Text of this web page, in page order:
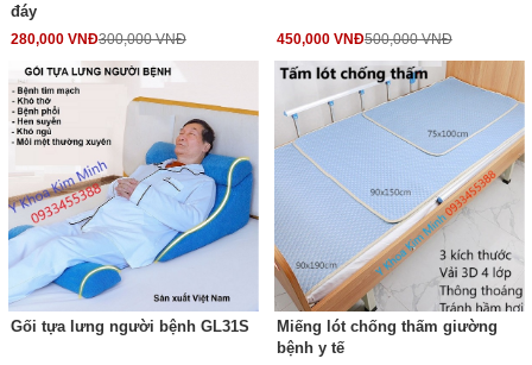
đáy
280,000 VNĐ300,000 VNĐ 450,000 VNĐ500,000 VNĐ
Gối tựa lưng người bệnh GL31S
Miếng lót chống thấm giường
bệnh y tế